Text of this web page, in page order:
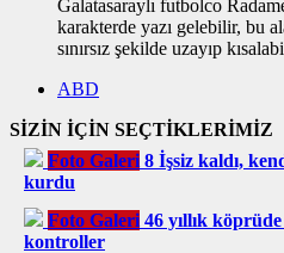
Galatasaraylı futbolco
karakterde yazı gelebilir, bu
sınırsız şekilde uzayıp
ABD
SİZİN İÇİN SEÇTİKLERİMİZ
Foto Galeri 8 İşsiz kaldı,
kurdu
Foto Galeri 46 yıllık
kontroller